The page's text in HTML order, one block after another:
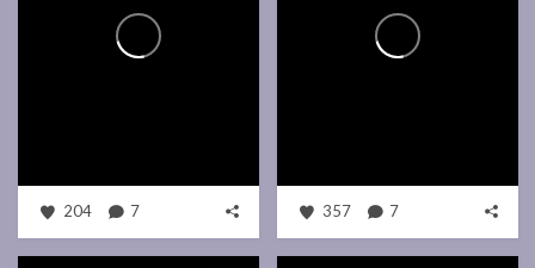
204 7 357 7